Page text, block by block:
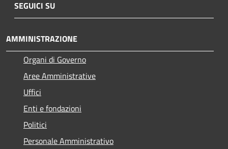
SEGUICI SU
AMMINISTRAZIONE
Organi di Governo
Aree Amministrative
Uffici
Enti e fondazioni
Politici
Personale Amministrativo